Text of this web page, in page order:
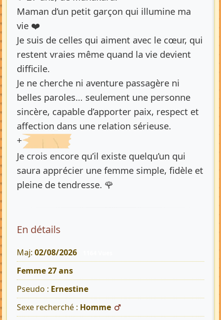
Maman d’un petit garçon qui illumine ma
vie ❤️
Je suis de celles qui aiment avec le cœur, qui
restent vraies même quand la vie devient
difficile.
Je ne cherche ni aventure passagère ni
belles paroles… seulement une personne
sincère, capable d’apporter paix, respect et
affection dans une relation sérieuse.
+
Je crois encore qu’il existe quelqu’un qui
saura apprécier une femme simple, fidèle et
pleine de tendresse. 🌹
En détails
Maj: 02/08/2026
Femme 27 ans
Pseudo : Ernestine
Sexe recherché : Homme